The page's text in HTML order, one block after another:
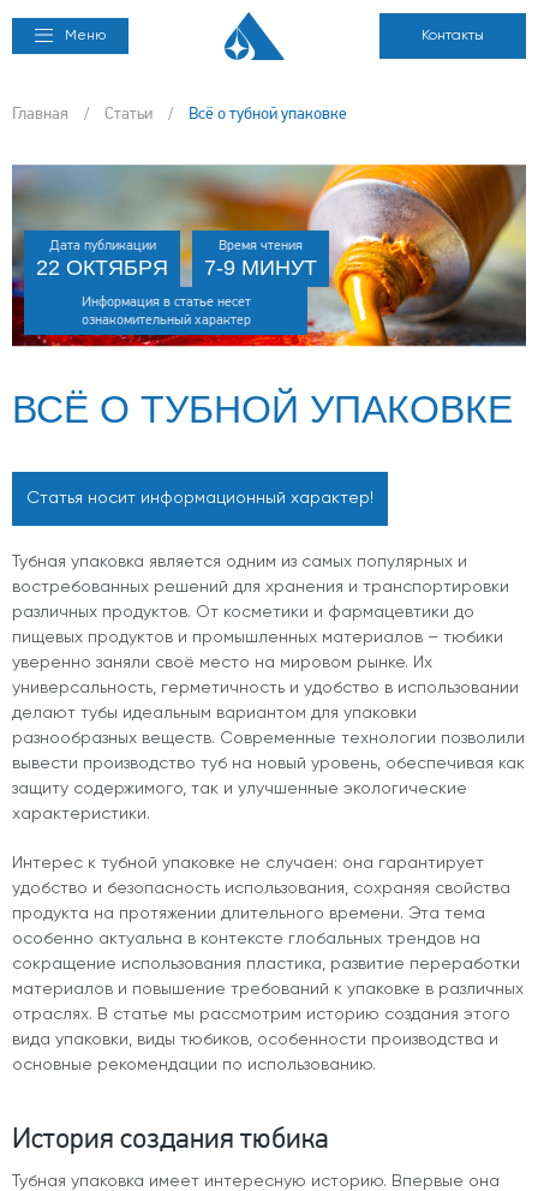
Меню Контакты
Главная / Статьи / Всё о тубной упаковке
Дата публикации
22 ОКТЯБРЯ
Время чтения
7-9 МИНУТ
Информация в статье несет
ознакомительный характер
ВСЁ О ТУБНОЙ УПАКОВКЕ
Статья носит информационный характер!
Тубная упаковка является одним из самых популярных и
востребованных решений для хранения и транспортировки
различных продуктов. От косметики и фармацевтики до
пищевых продуктов и промышленных материалов – тюбики
уверенно заняли своё место на мировом рынке. Их
универсальность, герметичность и удобство в использовании
делают тубы идеальным вариантом для упаковки
разнообразных веществ. Современные технологии позволили
вывести производство туб на новый уровень, обеспечивая как
защиту содержимого, так и улучшенные экологические
характеристики.
Интерес к тубной упаковке не случаен: она гарантирует
удобство и безопасность использования, сохраняя свойства
продукта на протяжении длительного времени. Эта тема
особенно актуальна в контексте глобальных трендов на
сокращение использования пластика, развитие переработки
материалов и повышение требований к упаковке в различных
отраслях. В статье мы рассмотрим историю создания этого
вида упаковки, виды тюбиков, особенности производства и
основные рекомендации по использованию.
История создания тюбика
Тубная упаковка имеет интересную историю. Впервые она